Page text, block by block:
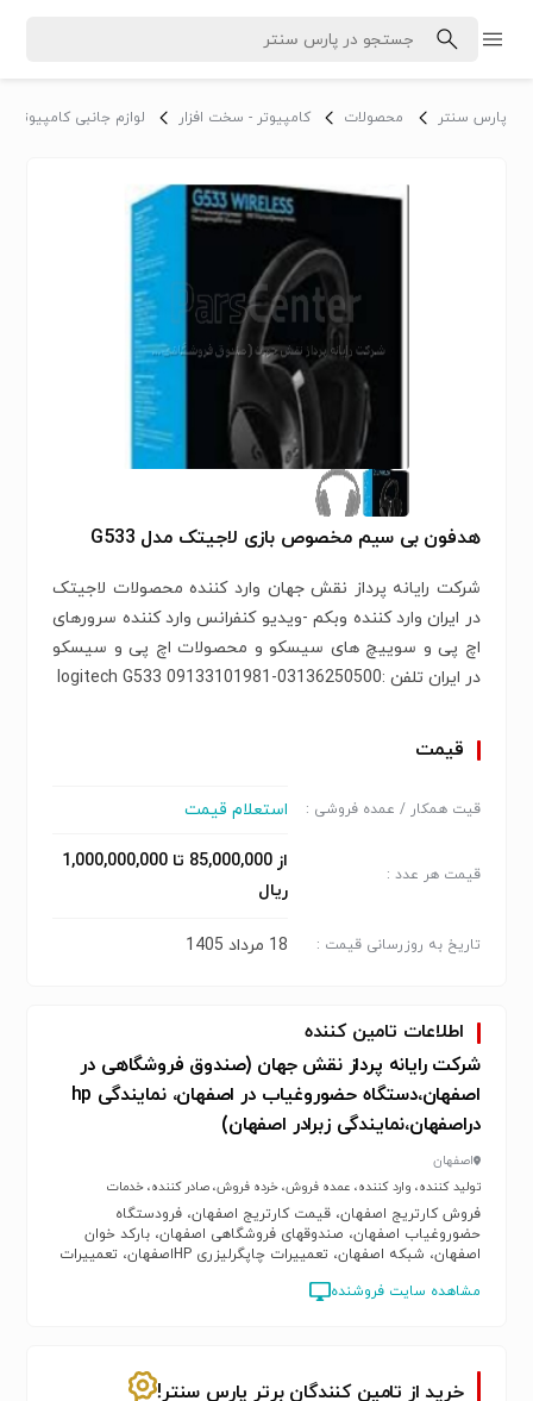
پارس سنتر محصولات کامپیوتر - سخت افزار لوازم جانبی کامپیوتر
هدفون بی سیم مخصوص بازی لاجیتک مدل G533
شرکت رایانه پرداز نقش جهان وارد کننده محصولات لاجیتک
در ایران وارد کننده وبکم -ویدیو کنفرانس وارد کننده سرورهای
اچ پی و سوییچ های سیسکو و محصولات اچ پی و سیسکو
در ایران تلفن :03136250500-09133101981 logitech G533
قیمت
قیت همکار / عمده فروشی : استعلام قیمت
قیمت هر عدد :
از 85,000,000 تا 1,000,000,000
ریال
تاریخ به روزرسانی قیمت : 18 مرداد 1405
اطلاعات تامین کننده
شرکت رایانه پرداز نقش جهان (صندوق فروشگاهی در
اصفهان،دستگاه حضوروغیاب در اصفهان، نمایندگی hp
دراصفهان،نمایندگی زبرادر اصفهان)
اصفهان
تولید کننده، وارد کننده، عمده فروش، خرده فروش، صادر کننده، خدمات
فروش کارتریج اصفهان، قیمت کارتریج اصفهان، فرودستگاه
حضوروغیاب اصفهان، صندوقهای فروشگاهی اصفهان، بارکد خوان
اصفهان، شبکه اصفهان، تعمییرات چاپگرلیزری HPاصفهان، تعمییرات
تاپ اصفهان، فروش قطعات شبکه اصفهان، فروش قطعات کامپیوتر
مشاهده سایت فروشنده
خرید از تامین کنندگان برتر پارس سنتر!